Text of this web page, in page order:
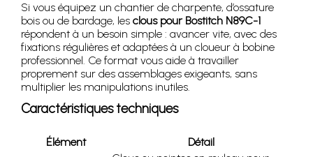
Si vous équipez un chantier de charpente, d’ossature
bois ou de bardage, les clous pour Bostitch N89C-1
répondent à un besoin simple : avancer vite, avec des
fixations régulières et adaptées à un cloueur à bobine
professionnel. Ce format vous aide à travailler
proprement sur des assemblages exigeants, sans
multiplier les manipulations inutiles.
Caractéristiques techniques
Élément
Détail